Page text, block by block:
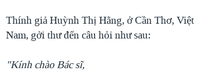
NGƯ DÂN VIỆT VÀ LÀN SÓNG TRỘM HẢI SÂM
QUAN HỆ VIỆT MỸ
Thính giả Huỳnh Thị Hằng, ở Cần Thơ, Việt
Nam, gởi thư đến câu hỏi như sau:
"Kính chào Bác sĩ,